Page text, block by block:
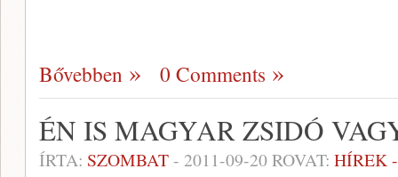
Bővebben 0 Comments
ÉN IS MAGYAR ZSIDÓ
ÍRTA: SZOMBAT- 2011-09-20ROVAT: HÍREK